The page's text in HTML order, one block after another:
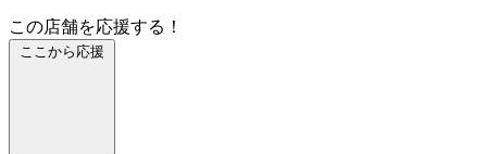
この店舗を応援する！
ここから応援